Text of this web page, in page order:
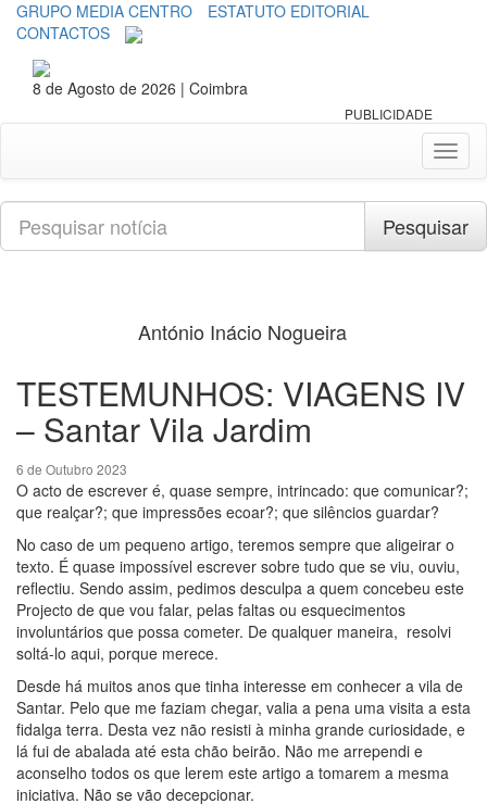
GRUPO MEDIA CENTRO
ESTATUTO EDITORIAL
CONTACTOS
8 de Agosto de 2026 | Coimbra
PUBLICIDADE
Pesquisar
Pesquisar
António Inácio Nogueira
TESTEMUNHOS: VIAGENS IV
– Santar Vila Jardim
6 de Outubro 2023
O acto de escrever é, quase sempre, intrincado: que comunicar?;
que realçar?; que impressões ecoar?; que silêncios guardar?
No caso de um pequeno artigo, teremos sempre que aligeirar o
texto. É quase impossível escrever sobre tudo que se viu, ouviu,
reflectiu. Sendo assim, pedimos desculpa a quem concebeu este
Projecto de que vou falar, pelas faltas ou esquecimentos
involuntários que possa cometer. De qualquer maneira, resolvi
soltá-lo aqui, porque merece.
Desde há muitos anos que tinha interesse em conhecer a vila de
Santar. Pelo que me faziam chegar, valia a pena uma visita a esta
fidalga terra. Desta vez não resisti à minha grande curiosidade, e
lá fui de abalada até esta chão beirão. Não me arrependi e
aconselho todos os que lerem este artigo a tomarem a mesma
iniciativa. Não se vão decepcionar.